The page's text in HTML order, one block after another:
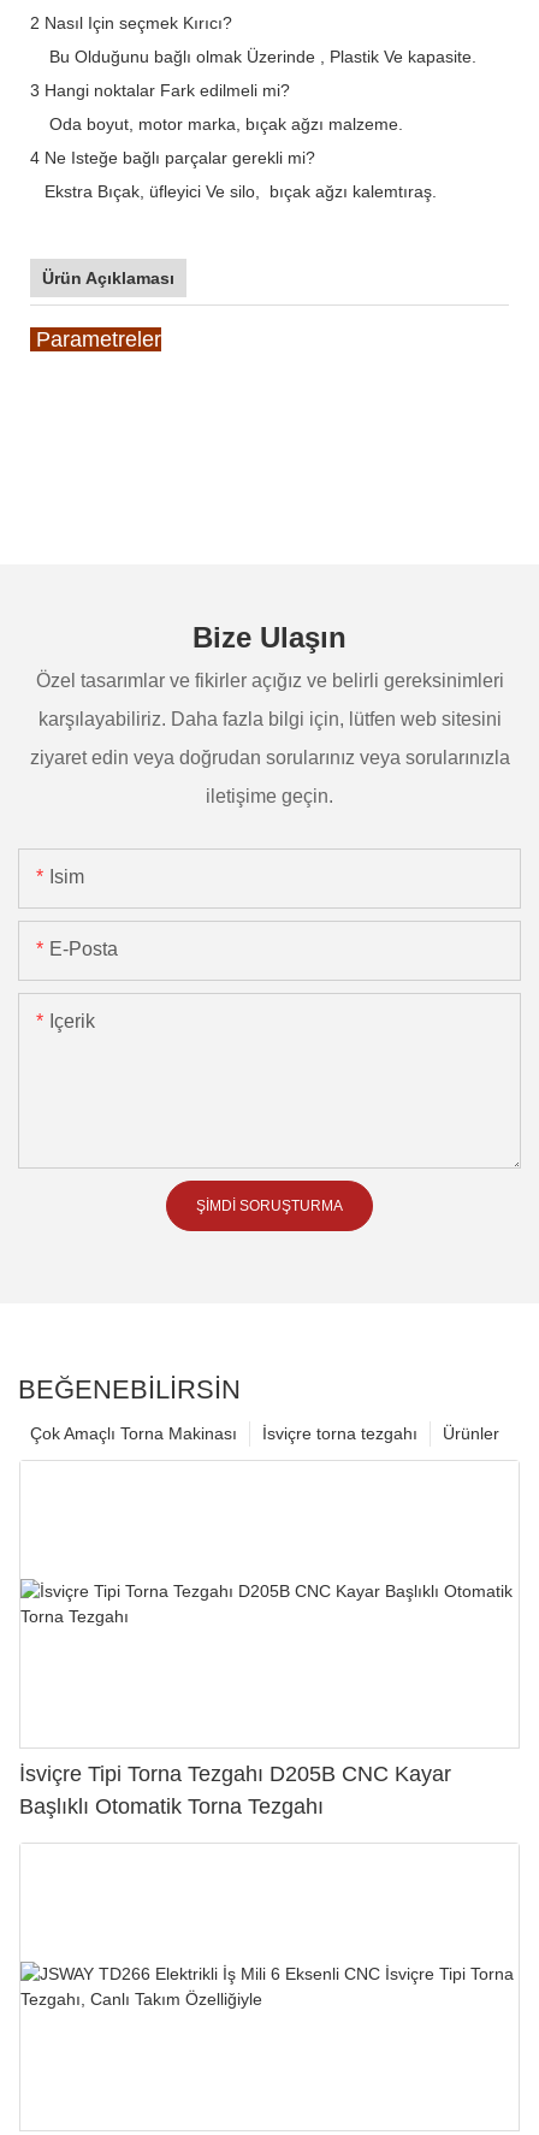
2 Nasıl Için seçmek Kırıcı?
Bu Olduğunu bağlı olmak Üzerinde , Plastik Ve kapasite.
3 Hangi noktalar Fark edilmeli mi?
Oda boyut, motor marka, bıçak ağzı malzeme.
4 Ne Isteğe bağlı parçalar gerekli mi?
Ekstra Bıçak, üfleyici Ve silo, bıçak ağzı kalemtıraş.
Ürün Açıklaması
Parametreler
Bize Ulaşın
Özel tasarımlar ve fikirler açığız ve belirli gereksinimleri
karşılayabiliriz. Daha fazla bilgi için, lütfen web sitesini
ziyaret edin veya doğrudan sorularınız veya sorularınızla
iletişime geçin.
Isim
E-Posta
Içerik
ŞIMDI SORUŞTURMA
BEĞENEBILIRSIN
Ürünler
İsviçre torna tezgahı
Çok Amaçlı Torna Makinası
İsviçre Tipi Torna Tezgahı D205B CNC Kayar
Başlıklı Otomatik Torna Tezgahı